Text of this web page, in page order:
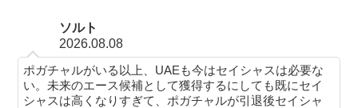
ソルト
2026.08.08
ポガチャルがいる以上、UAEも今はセイシャスは必要な
い。未来のエース候補として獲得するにしても既にセイ
シャスは高くなりすぎて、ポガチャルが引退後セイシャ